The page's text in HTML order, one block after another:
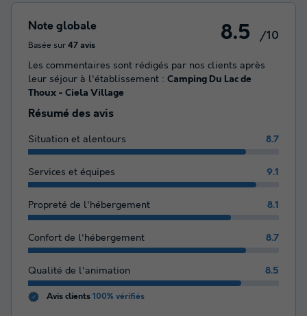
Note globale
Basée sur 47 avis
8.5 /10
Les commentaires sont rédigés par nos clients après
leur séjour à l'établissement : Camping Du Lac de
Thoux - Ciela Village
Résumé des avis
Situation et alentours 8.7
Services et équipes 9.1
Propreté de l'hébergement 8.1
Confort de l'hébergement 8.7
Qualité de l'animation 8.5
Avis clients 100% vérifiés